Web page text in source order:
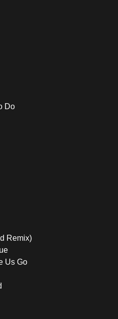
Do
Remix)
Us Go